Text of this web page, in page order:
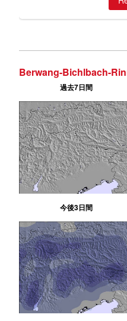
Berwang-Bichlbach-
過去7日間
今後3日間